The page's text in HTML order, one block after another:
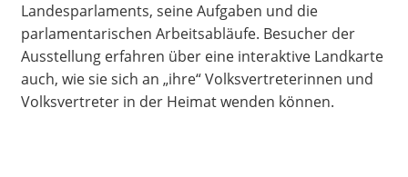
Landesparlaments, seine Aufgaben und die
parlamentarischen Arbeitsabläufe. Besucher der
Ausstellung erfahren über eine interaktive Landkarte
auch, wie sie sich an „ihre“ Volksvertreterinnen und
Volksvertreter in der Heimat wenden können.